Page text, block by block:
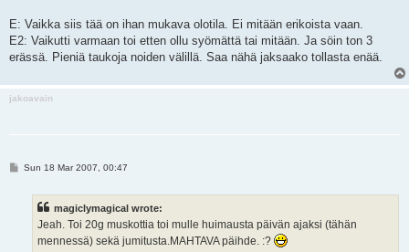
E: Vaikka siis tää on ihan mukava olotila. Ei mitään erikoista vaan.
E2: Vaikutti varmaan toi etten ollu syömättä tai mitään. Ja söin ton 3
erässä. Pieniä taukoja noiden välillä. Saa nähä jaksaako tollasta enää.
jakoavain
PSun 18 Mar 2007, 00:47
magiclymagical wrote:
Jeah. Toi 20g muskottia toi mulle huimausta päivän ajaksi (tähän
mennessä) sekä jumitusta.MAHTAVA päihde. :?